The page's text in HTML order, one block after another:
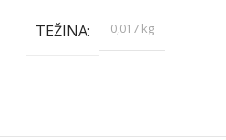
TEŽINA 0,017 kg